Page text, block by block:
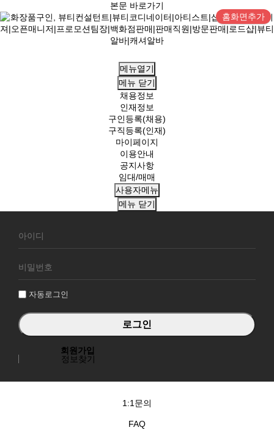
본문 바로가기
홈화면추가
메뉴열기
메뉴 닫기
채용정보
인재정보
구인등록(채용)
구직등록(인재)
마이페이지
이용안내
공지사항
임대/매매
사용자메뉴
메뉴 닫기
원
그
자동로그인
회원가입
정보찾기
1:1문의
FAQ